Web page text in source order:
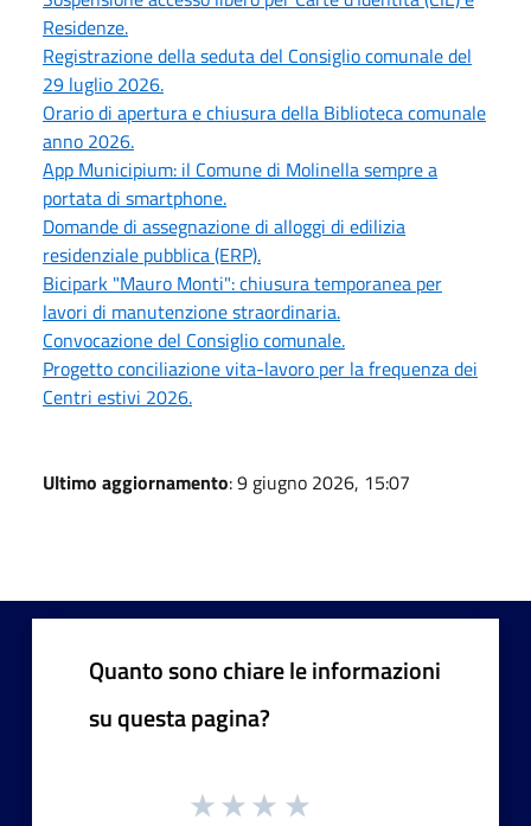
Residenze.
Registrazione della seduta del Consiglio comunale del
29 luglio 2026.
Orario di apertura e chiusura della Biblioteca comunale
anno 2026.
App Municipium: il Comune di Molinella sempre a
portata di smartphone.
Domande di assegnazione di alloggi di edilizia
residenziale pubblica (ERP).
Bicipark "Mauro Monti": chiusura temporanea per
lavori di manutenzione straordinaria.
Convocazione del Consiglio comunale.
Progetto conciliazione vita-lavoro per la frequenza dei
Centri estivi 2026.
Ultimo aggiornamento: 9 giugno 2026, 15:07
Quanto sono chiare le informazioni
su questa pagina?